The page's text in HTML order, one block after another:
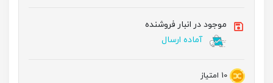
موجود در انبار فروشنده
آماده ارسال
10 امتیاز